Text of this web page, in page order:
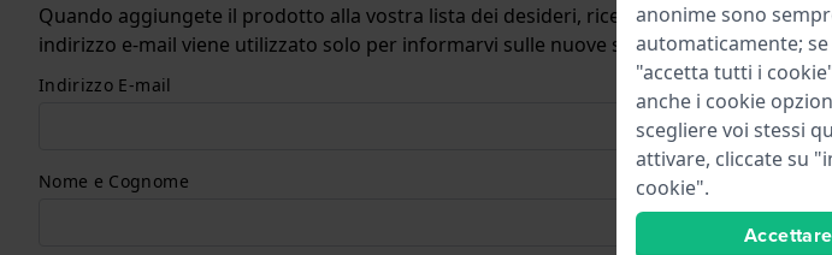
Quando aggiungete il prodotto alla vostra lista dei desideri, riceverete un'e-mail
indirizzo e-mail viene utilizzato solo per informarvi sulle nuove scorte. Subito dopo
Indirizzo E-mail
Nome e Cognome
anonime sono
automaticamente; se
"accetta tutti i
anche i cookie
scegliere voi stessi
attivare, cliccate su
cookie".